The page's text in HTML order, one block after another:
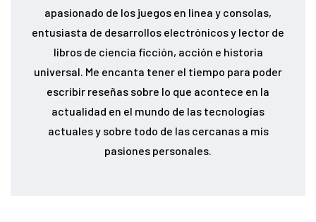
apasionado de los juegos en linea y consolas,
entusiasta de desarrollos electrónicos y lector de
libros de ciencia ficción, acción e historia
universal. Me encanta tener el tiempo para poder
escribir reseñas sobre lo que acontece en la
actualidad en el mundo de las tecnologías
actuales y sobre todo de las cercanas a mis
pasiones personales.